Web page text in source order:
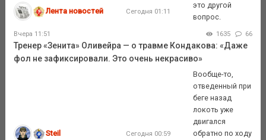
Лента новостей Сегодня 01:11
это другой
вопрос.
Вчера 11:51 1635 66
Тренер «Зенита» Оливейра — о травме Кондакова: «Даже
фол не зафиксировали. Это очень некрасиво»
Steil Сегодня 00:59
Вообще-то,
отведенный при
беге назад
локоть уже
двигался
обратно по ходу